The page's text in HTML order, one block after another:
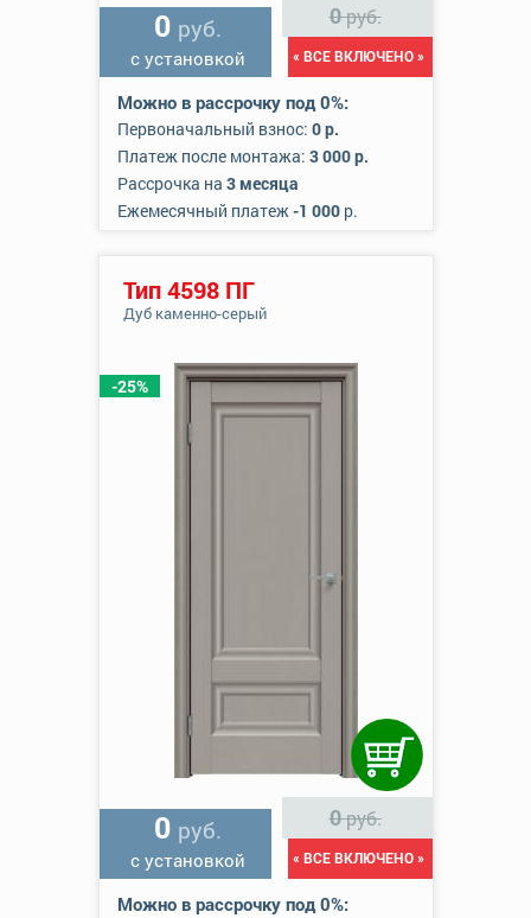
0 руб.
с установкой
0руб.
« ВСЕ ВКЛЮЧЕНО »
Можно в рассрочку под 0%:
Первоначальный взнос: 0 р.
Платеж после монтажа: 3 000 р.
Рассрочка на 3 месяца
Ежемесячный платеж-1 000р.
-25%
Тип 4598 ПГ
Дуб каменно-серый
0 руб.
с установкой
0руб.
« ВСЕ ВКЛЮЧЕНО »
Можно в рассрочку под 0%: